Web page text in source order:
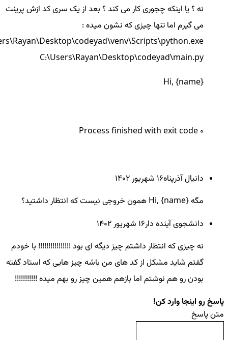
نه ؟ یا اینکه چجوری کار می کند ؟ بعد از یک سری کد ازش پرینت
می گیرم اما تنها چیزی که نشون میده :
C:\Users\Rayan\Desktop\codeyad\main.py
Hi, {name}
Process finished with exit code 0
دانیال آذرپناه16 شهريور ۱۴۰۲
مگه Hi, {name} همون خروجی نیست که انتظار داشتید؟
دانشجوی آینده دار16 شهريور ۱۴۰۲
نه چیزی که انتظار داشتم چیز دیگه ای بود !!!!!!!!!!!!!!!! با خودم
گفتم شاید مشکل از کد های من باشه چیز هایی که استاد گفته
بودن رو هم نوشتم اما بازهم همین چیز رو بهم میده !!!!!!!!!!!
پاسخ رو اینجا وارد کن!
متن پاسخ